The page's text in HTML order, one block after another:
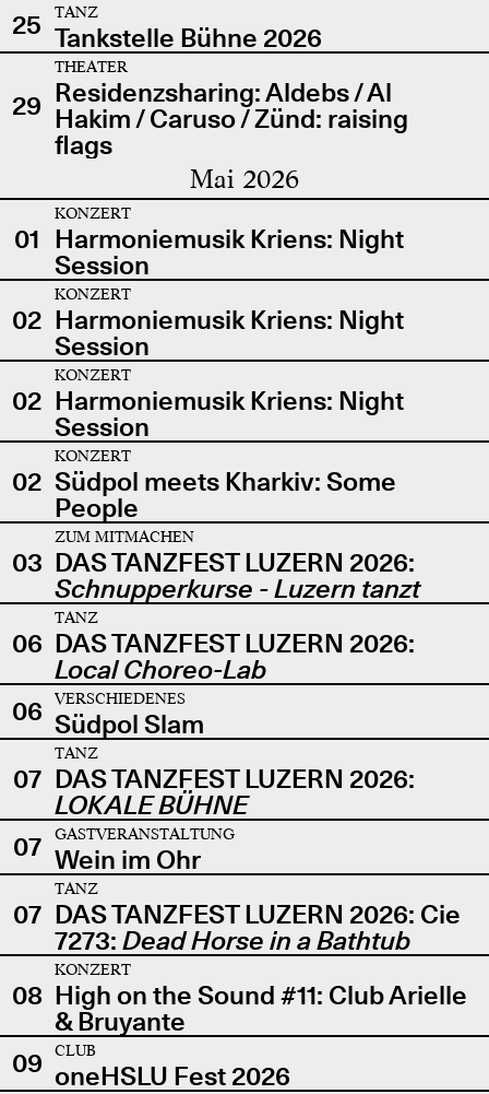
25
TANZ
Tankstelle Bühne 2026
29
THEATER
Residenzsharing: Aldebs / Al
Hakim / Caruso / Zünd: raising
flags
Mai 2026
01
KONZERT
Harmoniemusik Kriens: Night
Session
02
KONZERT
Harmoniemusik Kriens: Night
Session
02
KONZERT
Harmoniemusik Kriens: Night
Session
02
KONZERT
Südpol meets Kharkiv: Some
People
03
ZUM MITMACHEN
DAS TANZFEST LUZERN 2026:
Schnupperkurse - Luzern tanzt
06
TANZ
DAS TANZFEST LUZERN 2026:
Local Choreo-Lab
06
VERSCHIEDENES
Südpol Slam
07
TANZ
DAS TANZFEST LUZERN 2026:
LOKALE BÜHNE
07
GASTVERANSTALTUNG
Wein im Ohr
07
TANZ
DAS TANZFEST LUZERN 2026: Cie
7273: Dead Horse in a Bathtub
08
KONZERT
High on the Sound #11: Club Arielle
& Bruyante
09
CLUB
oneHSLU Fest 2026